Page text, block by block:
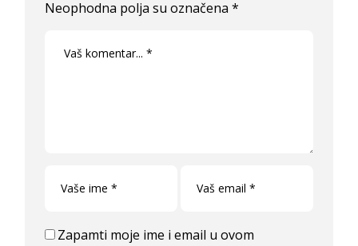
Neophodna polja su označena*
Zapamti moje ime i email u ovom